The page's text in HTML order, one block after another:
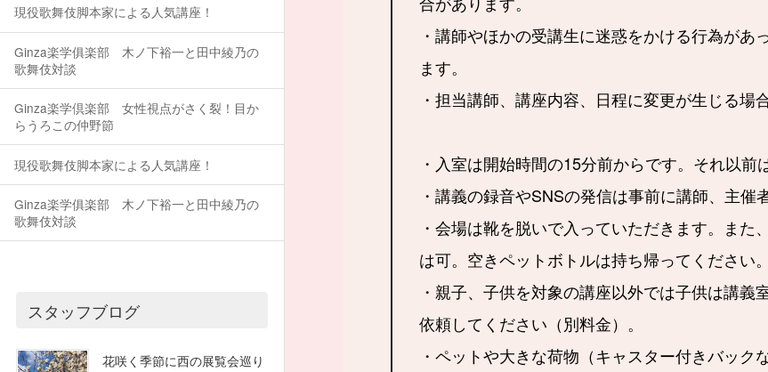
現役歌舞伎脚本家による人気講座！
Ginza楽学俱楽部 木ノ下裕一と田中綾乃の
歌舞伎対談
Ginza楽学倶楽部 女性視点がさく裂！目か
らうろこの仲野節
現役歌舞伎脚本家による人気講座！
Ginza楽学俱楽部 木ノ下裕一と田中綾乃の
歌舞伎対談
スタッフブログ
花咲く季節に西の展覧会巡り
・講師やほかの受講生に迷惑をかける行為があ
ます。
・担当講師、講座内容、日程に変更が生じる場
・入室は開始時間の15分前からです。それ以前
・講義の録音やSNSの発信は事前に講師、主催
・会場は靴を脱いで入っていただきます。ま
は可。空きペットボトルは持ち帰ってください
・親子、子供を対象の講座以外では子供は講
依頼してください（別料金）。
・ペットや大きな荷物（キャスター付きバック